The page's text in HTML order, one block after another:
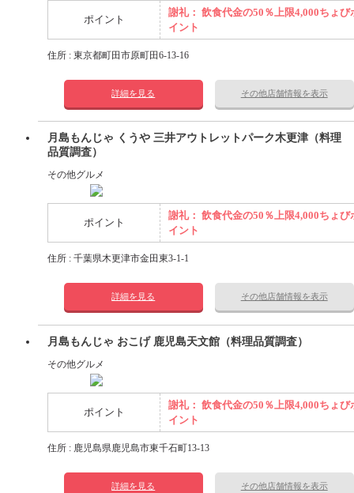
ポイント
謝礼： 飲食代金の50％上限4,000ちょび
イント
住所 : 東京都町田市原町田6-13-16
詳細を見る その他店舗情報を表示
月島もんじゃ くうや 三井アウトレットパーク木更津（料理
品質調査）
その他グルメ
ポイント
謝礼： 飲食代金の50％上限4,000ちょび
イント
住所 : 千葉県木更津市金田東3-1-1
詳細を見る その他店舗情報を表示
月島もんじゃ おこげ 鹿児島天文館（料理品質調査）
その他グルメ
ポイント
謝礼： 飲食代金の50％上限4,000ちょび
イント
住所 : 鹿児島県鹿児島市東千石町13-13
詳細を見る その他店舗情報を表示